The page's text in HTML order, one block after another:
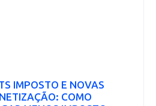
IMPOSTO E NOVAS
COMO